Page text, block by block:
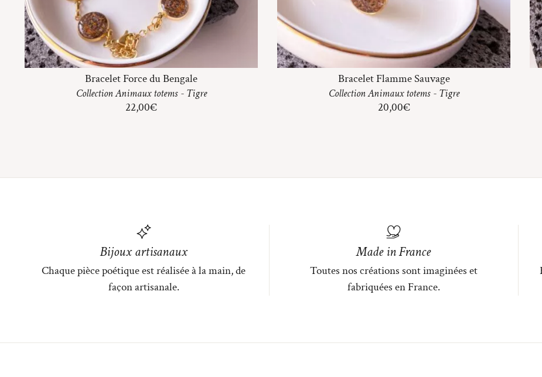
Bracelet Force du Bengale
CollectionAnimaux totems - Tigre
22,00€
Bracelet Flamme Sauvage
CollectionAnimaux totems - Tigre
20,00€
Bijoux artisanaux
Chaque pièce poétique est réalisée à la main, de
façon artisanale.
Made in France
Toutes nos créations sont imaginées et
fabriquées en France.